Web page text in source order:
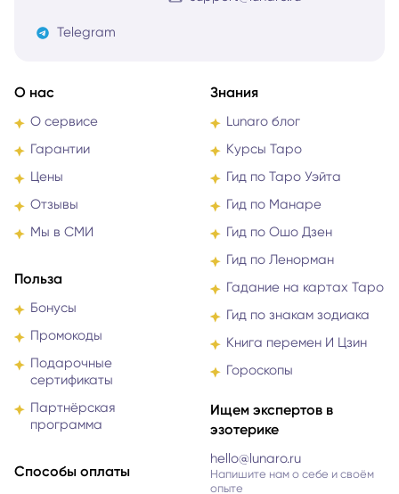
Telegram
О нас
О сервисе
Гарантии
Цены
Отзывы
Мы в СМИ
Польза
Бонусы
Промокоды
Подарочные
сертификаты
Партнёрская
программа
Способы оплаты
Знания
Lunaro блог
Курсы Таро
Гид по Таро Уэйта
Гид по Манаре
Гид по Ошо Дзен
Гид по Ленорман
Гадание на картах Таро
Гид по знакам зодиака
Книга перемен И Цзин
Гороскопы
Ищем экспертов в
эзотерике
hello@lunaro.ru
Напишите нам о себе и своём
опыте